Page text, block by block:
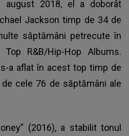
august 2018, el a doborât
Jackson timp de 34 de
săptămâni petrecute în
R&B/Hip-Hop Albums.
a aflat în acest top timp de
cele 76 de săptămâni ale
(2016), a stabilit tonul